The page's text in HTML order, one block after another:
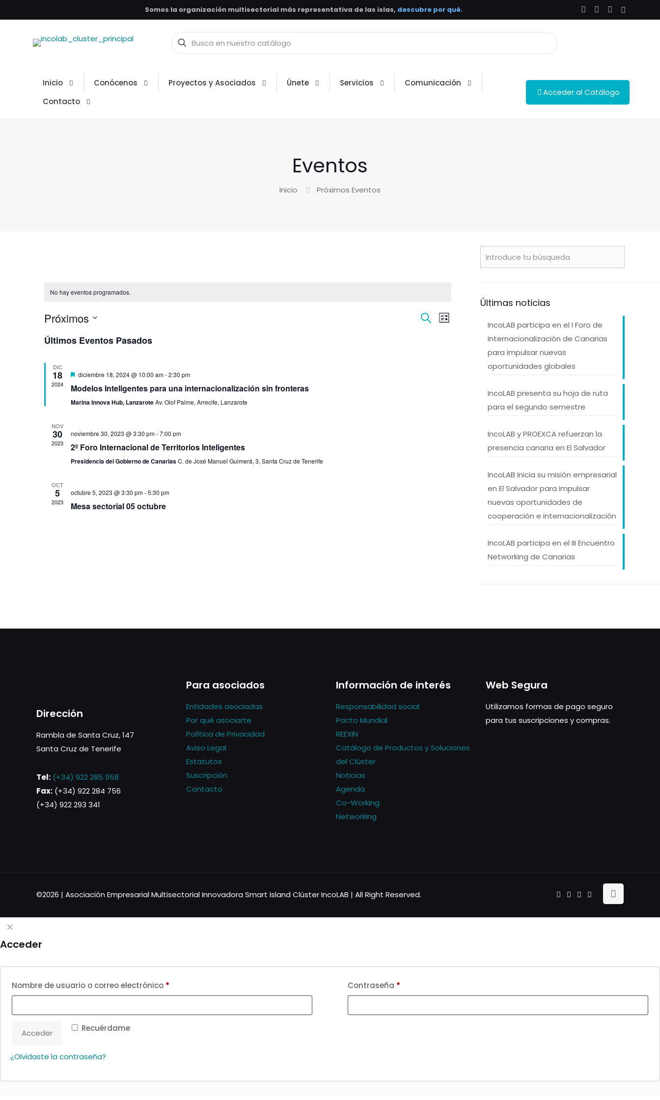
Somos la organización multisectorial más representativa de las islas, descubre por qué.
Inicio Conócenos Proyectos y Asociados Únete Servicios
Comunicación
Contacto
Acceder al Catálogo
Eventos
Inicio Próximos Eventos
No hay eventos programados.
Navegación
búsqueda
Eventos
BuscarNavegación
Evento
Lista
Próximos
la
Últimos Eventos Pasados
DIC
18
2024
Destacado
diciembre 18, 2024 @ 10:00 am-2:30 pm
Modelos Inteligentes para una internacionalización sin fronteras
Marina Innova Hub, LanzaroteAv. Olof Palme, Arrecife, Lanzarote
NOV
30
2023
noviembre 30, 2023 @ 3:30 pm-7:00 pm
2º Foro Internacional de Territorios Inteligentes
Presidencia del Gobierno de CanariasC. de José Manuel Guimerá, 3, Santa Cruz de Tenerife
OCT
5
2023
octubre 5, 2023 @ 3:30 pm-5:30 pm
Mesa sectorial 05 octubre
Últimas noticias
IncoLAB participa en el I Foro de
Internacionalización de Canarias
para impulsar nuevas
oportunidades globales
IncoLAB presenta su hoja de ruta
para el segundo semestre
IncoLAB y PROEXCA refuerzan la
presencia canaria en El Salvador
IncoLAB inicia su misión empresarial
en El Salvador para impulsar
nuevas oportunidades de
cooperación e internacionalización
IncoLAB participa en el III Encuentro
Networking de Canarias
Dirección
Rambla de Santa Cruz, 147
Santa Cruz de Tenerife
Tel: (+34) 922 285 958
Fax: (+34) 922 284 756
(+34) 922 293 341
Para asociados
Entidades asociadas
Por qué asociarte
Política de Privacidad
Aviso Legal
Estatutos
Suscripción
Contacto
Información de interés
Responsabilidad social
Pacto Mundial
REEXIN
Catálogo de Productos y Soluciones
del Clúster
Noticias
Agenda
Co-Working
Networking
Web Segura
Utilizamos formas de pago seguro
para tus suscripciones y compras.
©2026 | Asociación Empresarial Multisectorial Innovadora Smart Island Clúster IncoLAB | All Right Reserved.
✕
Acceder
Nombre de usuario o correo electrónico * Contraseña *
Recuérdame
Acceder
¿Olvidaste la contraseña?